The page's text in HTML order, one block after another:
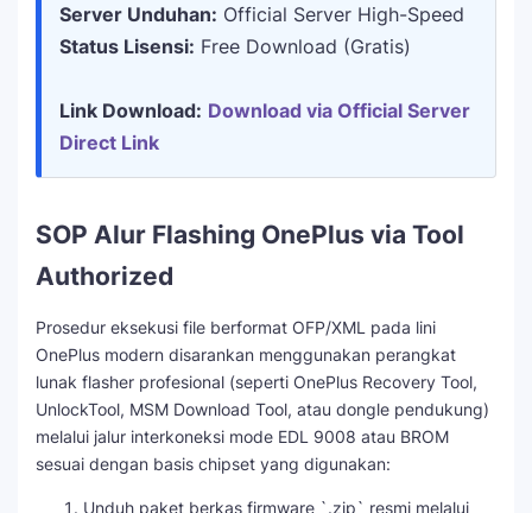
Server Unduhan: Official Server High-Speed
Status Lisensi: Free Download (Gratis)
Link Download: Download via Official Server
Direct Link
SOP Alur Flashing OnePlus via Tool
Authorized
Prosedur eksekusi file berformat OFP/XML pada lini
OnePlus modern disarankan menggunakan perangkat
lunak flasher profesional (seperti OnePlus Recovery Tool,
UnlockTool, MSM Download Tool, atau dongle pendukung)
melalui jalur interkoneksi mode EDL 9008 atau BROM
sesuai dengan basis chipset yang digunakan:
Unduh paket berkas firmware `.zip` resmi melalui